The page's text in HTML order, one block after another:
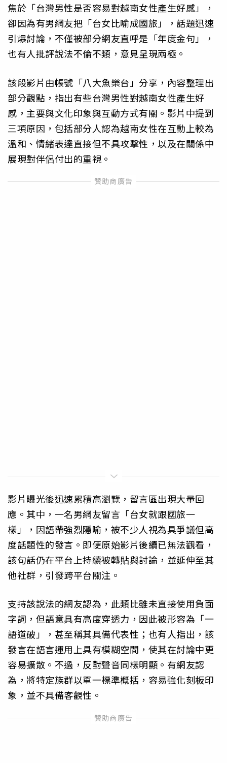
焦於「台灣男性是否容易對越南女性產生好感」，
卻因為有男網友把「台女比喻成國旅」，話題迅速
引爆討論，不僅被部分網友直呼是「年度金句」，
也有人批評說法不倫不類，意見呈現兩極。
該段影片由帳號「八大魚樂台」分享，內容整理出
部分觀點，指出有些台灣男性對越南女性產生好
感，主要與文化印象與互動方式有關。影片中提到
三項原因，包括部分人認為越南女性在互動上較為
溫和、情緒表達直接但不具攻擊性，以及在關係中
展現對伴侶付出的重視。
影片曝光後迅速累積高瀏覽，留言區出現大量回
應。其中，一名男網友留言「台女就跟國旅一
樣」，因語帶強烈隱喻，被不少人視為具爭議但高
度話題性的發言。即便原始影片後續已無法觀看，
該句話仍在平台上持續被轉貼與討論，並延伸至其
他社群，引發跨平台關注。
支持該說法的網友認為，此類比雖未直接使用負面
字詞，但語意具有高度穿透力，因此被形容為「一
語道破」，甚至稱其具備代表性；也有人指出，該
發言在語言運用上具有模糊空間，使其在討論中更
容易擴散。不過，反對聲音同樣明顯。有網友認
為，將特定族群以單一標準概括，容易強化刻板印
象，並不具備客觀性。